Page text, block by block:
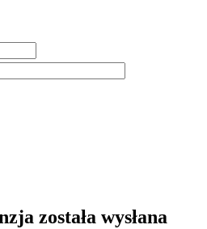
została wysłana